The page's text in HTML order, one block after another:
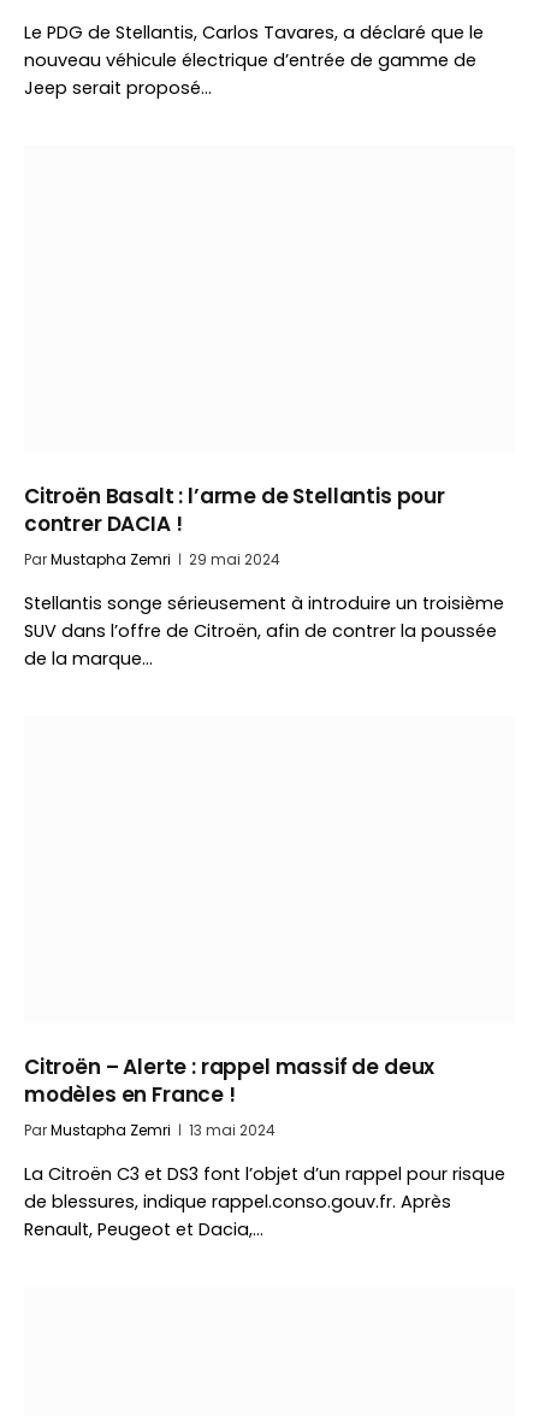
Le PDG de Stellantis, Carlos Tavares, a déclaré que le
nouveau véhicule électrique d’entrée de gamme de
Jeep serait proposé…
Citroën Basalt : l’arme de Stellantis pour
contrer DACIA !
ParMustapha Zemri 29 mai 2024
Stellantis songe sérieusement à introduire un troisième
SUV dans l’offre de Citroën, afin de contrer la poussée
de la marque…
Citroën – Alerte : rappel massif de deux
modèles en France !
ParMustapha Zemri 13 mai 2024
La Citroën C3 et DS3 font l’objet d’un rappel pour risque
de blessures, indique rappel.conso.gouv.fr. Après
Renault, Peugeot et Dacia,…